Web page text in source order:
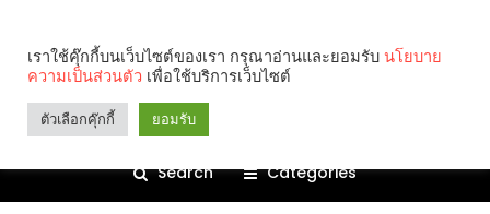
Search Categories
เราใช้คุ๊กกี้บนเว็บไซต์ของเรา กรุณาอ่านและยอมรับ นโยบาย
ความเป็นส่วนตัว เพื่อใช้บริการเว็บไซต์
ตัวเลือกคุ๊กกี้ ยอมรับ